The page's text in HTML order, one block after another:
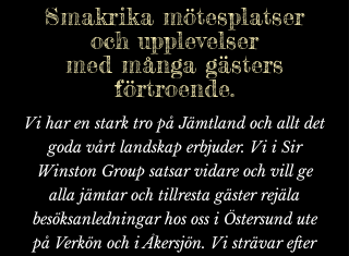
Smakrika mötesplatser
och upplevelser
med många gästers
förtroende.
Vi har en stark tro på Jämtland och allt det
goda vårt landskap erbjuder. Vi i Sir
Winston Group satsar vidare och vill ge
alla jämtar och tillresta gäster rejäla
besöksanledningar hos oss i Östersund ute
på Verkön och i Åkersjön. Vi strävar efter